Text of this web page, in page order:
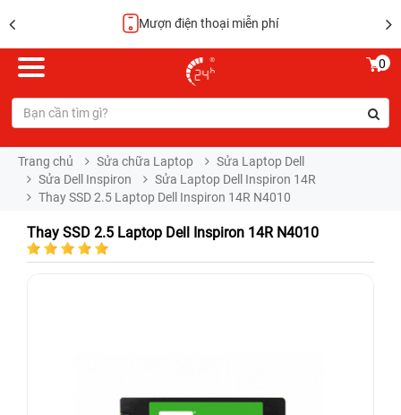
Mượn điện thoại miễn phí
0
Trang chủ Sửa chữa Laptop
Sửa Laptop Dell
Sửa Dell Inspiron
Sửa Laptop Dell Inspiron 14R
Thay SSD 2.5 Laptop Dell Inspiron 14R N4010
Thay SSD 2.5 Laptop Dell Inspiron 14R N4010